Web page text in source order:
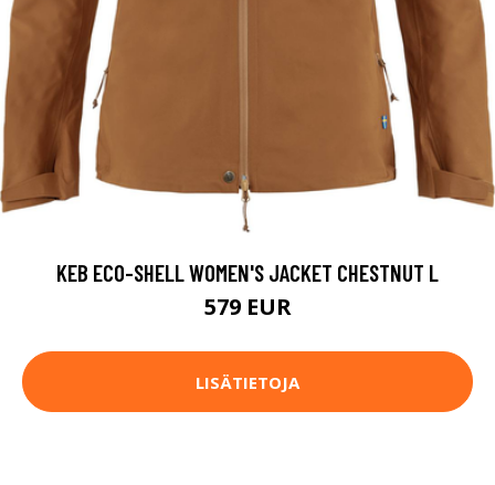
KEB ECO-SHELL WOMEN'S JACKET CHESTNUT L
579 EUR
LISÄTIETOJA